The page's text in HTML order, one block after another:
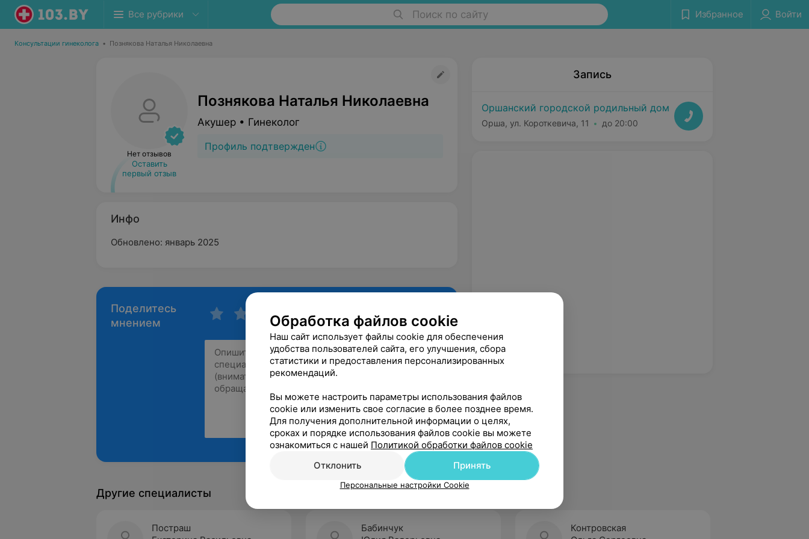
Все рубрики Поиск по сайту Избранное Войти
Консультации гинеколога • Познякова Наталья Николаевна
Нет отзывов
Оставить
первый отзыв
Познякова Наталья Николаевна
Акушер • Гинеколог
Профиль подтвержден
Инфо
Обновлено: январь 2025
Поделитесь
мнением
Рекомендую
Запись
Оршанский городской родильный дом
Орша, ул. Короткевича, 11 до 20:00
Другие специалисты
Постраш
Бабинчук
Контровская
Обработка файлов cookie
Наш сайт использует файлы cookie для обеспечения
удобства пользователей сайта, его улучшения, сбора
статистики и предоставления персонализированных
рекомендаций.
Вы можете настроить параметры использования файлов
cookie или изменить свое согласие в более позднее время.
Для получения дополнительной информации о целях,
сроках и порядке использования файлов cookie вы можете
ознакомиться с нашей Политикой обработки файлов cookie
Отклонить
Принять
Персональные настройки Cookie